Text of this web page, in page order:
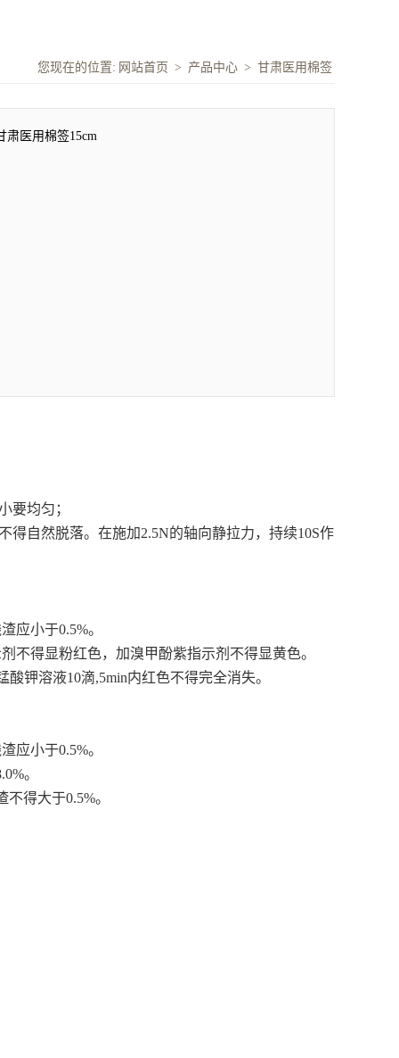
您现在的位置: 网站首页 > 产品中心 > 甘肃医用棉签
肃医用棉签15cm
要均匀；
自然脱落。在施加2.5N的轴向静拉力，持续10S作
应小于0.5%。
不得显粉红色，加溴甲酚紫指示剂不得显黄色。
钾溶液10滴,5min内红色不得完全消失。
应小于0.5%。
。
得大于0.5%。